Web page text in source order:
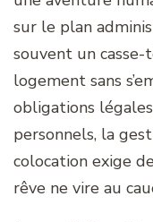
sur le plan
souvent un
logement sans
obligations
personnels, la
colocation exige
rêve ne vire au